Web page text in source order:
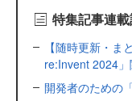
特集記事連
【随時更新・ま
re:Invent 2024
開発者のための